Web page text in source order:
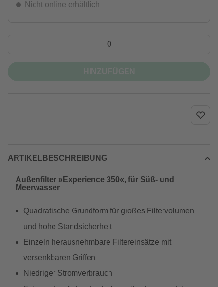
Nicht online erhältlich
ARTIKELBESCHREIBUNG
Außenfilter »Experience 350«, für Süß- und
Meerwasser
Quadratische Grundform für großes Filtervolumen
und hohe Standsicherheit
Einzeln herausnehmbare Filtereinsätze mit
versenkbaren Griffen
Niedriger Stromverbrauch